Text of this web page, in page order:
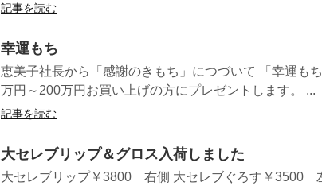
記事を読む
幸運もち
恵美子社長から「感謝のきもち」につづいて 「幸運も
万円～200万円お買い上げの方にプレゼントします。 ...
記事を読む
大セレブリップ＆グロス入荷しました
大セレブリップ￥3800 右側 大セレブぐろす￥3500